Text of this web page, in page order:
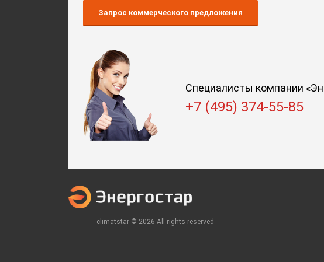
Запрос коммерческого предложения
Специалисты компании
+7 (495) 374-55-85
climatstar © 2026 All rights reserved